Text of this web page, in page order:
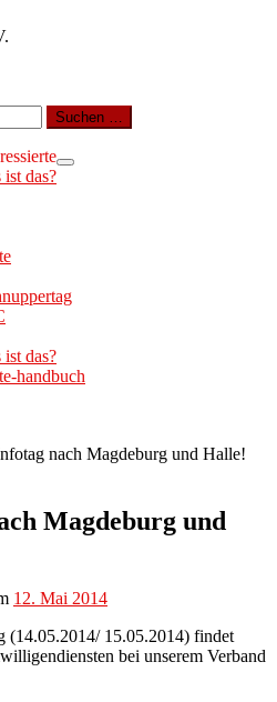
Suchen …
das?
das?
handbuch
nach Magdeburg und Halle!
Magdeburg und
12. Mai 2014
(14.05.2014/ 15.05.2014) findet
bei unserem Verband